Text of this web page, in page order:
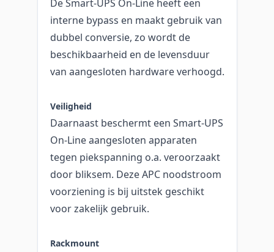
De Smart-UPS On-Line heeft een
interne bypass en maakt gebruik van
dubbel conversie, zo wordt de
beschikbaarheid en de levensduur
van aangesloten hardware verhoogd.
Veiligheid
Daarnaast beschermt een Smart-UPS
On-Line aangesloten apparaten
tegen piekspanning o.a. veroorzaakt
door bliksem. Deze APC noodstroom
voorziening is bij uitstek geschikt
voor zakelijk gebruik.
Rackmount